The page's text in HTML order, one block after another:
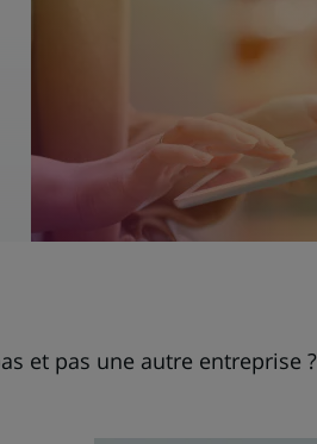
et pas une autre entreprise ?